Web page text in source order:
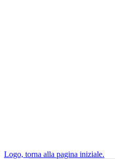
Logo, torna alla pagina iniziale.